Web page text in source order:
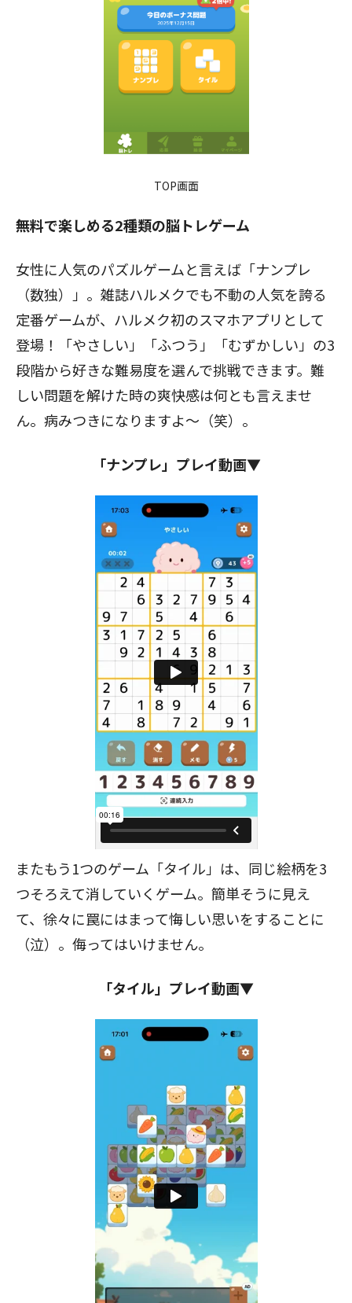
TOP画面
無料で楽しめる2種類の脳トレゲーム
女性に人気のパズルゲームと言えば「ナンプレ
（数独）」。雑誌ハルメクでも不動の人気を誇る
定番ゲームが、ハルメク初のスマホアプリとして
登場！「やさしい」「ふつう」「むずかしい」の3
段階から好きな難易度を選んで挑戦できます。難
しい問題を解けた時の爽快感は何とも言えませ
ん。病みつきになりますよ～（笑）。
「ナンプレ」プレイ動画▼
またもう1つのゲーム「タイル」は、同じ絵柄を3
つそろえて消していくゲーム。簡単そうに見え
て、徐々に罠にはまって悔しい思いをすることに
（泣）。侮ってはいけません。
「タイル」プレイ動画▼